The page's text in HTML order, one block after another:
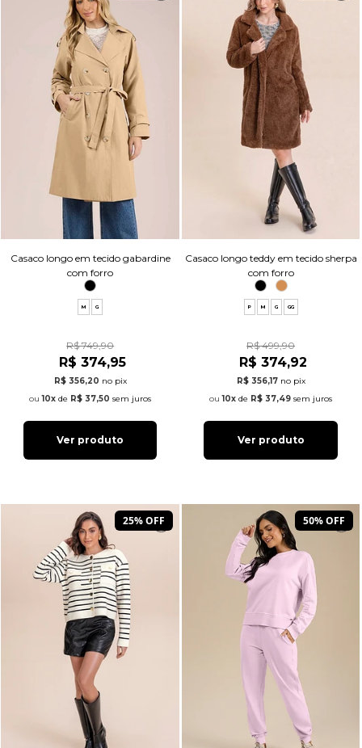
Casaco longo em tecido gabardine
com forro
M G
R$ 749,90
R$ 374,95
R$ 356,20 no pix
10x de R$ 37,50 sem juros
Ver produto
Casaco longo teddy em tecido sherpa
com forro
P M G GG
R$ 499,90
R$ 374,92
R$ 356,17 no pix
10x de R$ 37,49 sem juros
Ver produto
25% OFF 50% OFF